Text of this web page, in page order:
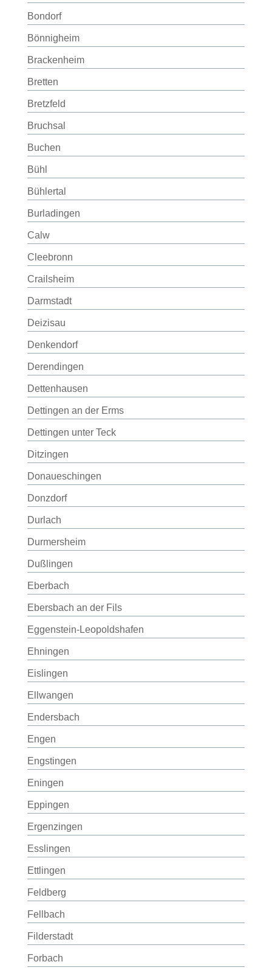
Bondorf
Bönnigheim
Brackenheim
Bretten
Bretzfeld
Bruchsal
Buchen
Bühl
Bühlertal
Burladingen
Calw
Cleebronn
Crailsheim
Darmstadt
Deizisau
Denkendorf
Derendingen
Dettenhausen
Dettingen an der Erms
Dettingen unter Teck
Ditzingen
Donaueschingen
Donzdorf
Durlach
Durmersheim
Dußlingen
Eberbach
Ebersbach an der Fils
Eggenstein-Leopoldshafen
Ehningen
Eislingen
Ellwangen
Endersbach
Engen
Engstingen
Eningen
Eppingen
Ergenzingen
Esslingen
Ettlingen
Feldberg
Fellbach
Filderstadt
Forbach